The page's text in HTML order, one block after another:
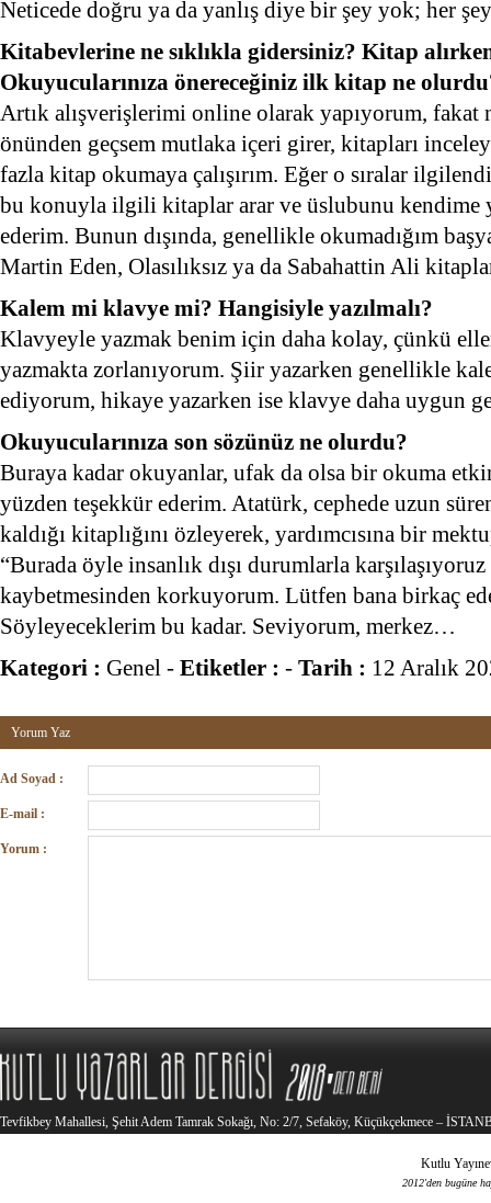
Neticede doğru ya da yanlış diye bir şey yok; her
Kitabevlerine ne sıklıkla gidersiniz? Kitap
Okuyucularınıza önereceğiniz ilk kitap ne
Artık alışverişlerimi online olarak yapıyorum,
önünden geçsem mutlaka içeri girer, kitapları
fazla kitap okumaya çalışırım. Eğer o sıralar
bu konuyla ilgili kitaplar arar ve üslubunu kendime
ederim. Bunun dışında, genellikle okumadığım
Martin Eden, Olasılıksız ya da Sabahattin Ali
Kalem mi klavye mi? Hangisiyle yazılmalı?
Klavyeyle yazmak benim için daha kolay, çünkü
yazmakta zorlanıyorum. Şiir yazarken genellikle
ediyorum, hikaye yazarken ise klavye daha uygun
Okuyucularınıza son sözünüz ne olurdu?
Buraya kadar okuyanlar, ufak da olsa bir okuma
yüzden teşekkür ederim. Atatürk, cephede uzun
kaldığı kitaplığını özleyerek, yardımcısına bir
“Burada öyle insanlık dışı durumlarla
kaybetmesinden korkuyorum. Lütfen bana birkaç
Söyleyeceklerim bu kadar. Seviyorum, merkez…
Kategori : Genel - Etiketler : - Tarih : 12 Aralık
Yorum Yaz
Ad Soyad :
E-mail :
Yorum :
Tevfikbey Mahallesi, Şehit Adem Tamrak Sokağı, No: 2/7, Sefaköy, Küçükçekmece –
Kutlu
2012'den bugüne